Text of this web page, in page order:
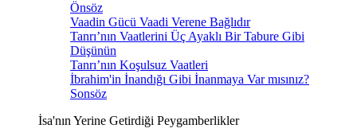
Önsöz
Vaadin Gücü Vaadi Verene Bağlıdır
Tanrı’nın Vaatlerini Üç Ayaklı Bir Tabure Gibi
Düşünün
Tanrı’nın Koşulsuz Vaatleri
İbrahim'in İnandığı Gibi İnanmaya Var mısınız?
Sonsöz
İsa'nın Yerine Getirdiği Peygamberlikler